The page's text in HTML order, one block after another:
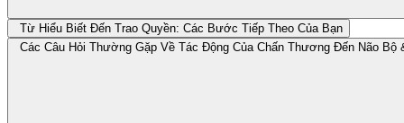
Từ Hiểu Biết Đến Trao Quyền: Các Bước Tiếp Theo Của Bạn
Các Câu Hỏi Thường Gặp Về Tác Động Của Chấn Thương Đến Não Bộ